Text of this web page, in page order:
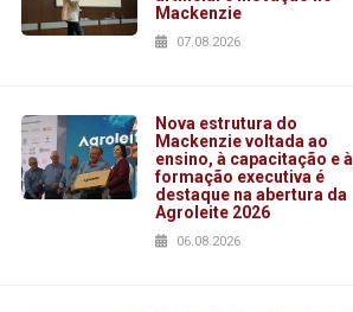
Mackenzie
07.08.2026
Nova estrutura do
Mackenzie voltada ao
ensino, à capacitação e à
formação executiva é
destaque na abertura da
Agroleite 2026
06.08.2026